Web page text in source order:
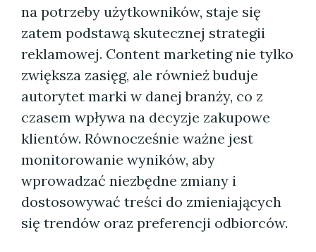
na potrzeby użytkowników, staje się
zatem podstawą skutecznej strategii
reklamowej. Content marketing nie tylko
zwiększa zasięg, ale również buduje
autorytet marki w danej branży, co z
czasem wpływa na decyzje zakupowe
klientów. Równocześnie ważne jest
monitorowanie wyników, aby
wprowadzać niezbędne zmiany i
dostosowywać treści do zmieniających
się trendów oraz preferencji odbiorców.